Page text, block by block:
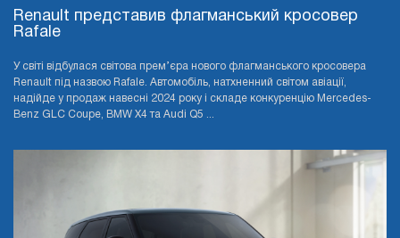
Renault представив флагманський кросовер
Rafale
У світі відбулася світова прем’єра нового флагманського кросовера
Renault під назвою Rafale. Автомобіль, натхненний світом авіації,
надійде у продаж навесні 2024 року і складе конкуренцію Mercedes-
Benz GLC Coupe, BMW X4 та Audi Q5 ...